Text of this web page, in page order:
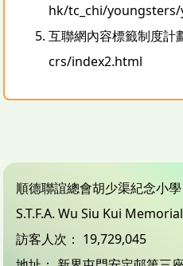
hk/tc_chi/
互聯網內容標籤制度計
crs/index2.html
順德聯誼總會胡少渠紀念小學
S.T.F.A. Wu Siu Kui
訪客人次： 19,729,045